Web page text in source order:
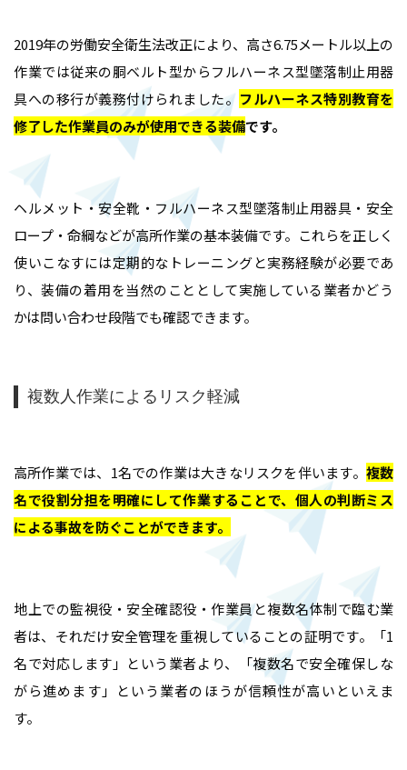
2019年の労働安全衛生法改正により、高さ6.75メートル以上の
作業では従来の胴ベルト型からフルハーネス型墜落制止用器
具への移行が義務付けられました。 フルハーネス特別教育を
修了した作業員のみが使用できる装備です。
ヘルメット・安全靴・フルハーネス型墜落制止用器具・安全
ロープ・命綱などが高所作業の基本装備です。これらを正しく
使いこなすには定期的なトレーニングと実務経験が必要であ
り、装備の着用を当然のこととして実施している業者かどう
かは問い合わせ段階でも確認できます。
複数人作業によるリスク軽減
高所作業では、1名での作業は大きなリスクを伴います。 複数
名で役割分担を明確にして作業することで、個人の判断ミス
による事故を防ぐことができます。
地上での監視役・安全確認役・作業員と複数名体制で臨む業
者は、それだけ安全管理を重視していることの証明です。「1
名で対応します」という業者より、「複数名で安全確保しな
がら進めます」という業者のほうが信頼性が高いといえま
す。